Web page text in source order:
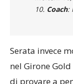
Molteni
Serata invece